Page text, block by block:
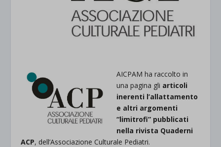
AICPAM ha raccolto in
una pagina gli articoli
inerenti l’allattamento
e altri argomenti
“limitrofi” pubblicati
nella rivista Quaderni
ACP, dell’Associazione Culturale Pediatri.